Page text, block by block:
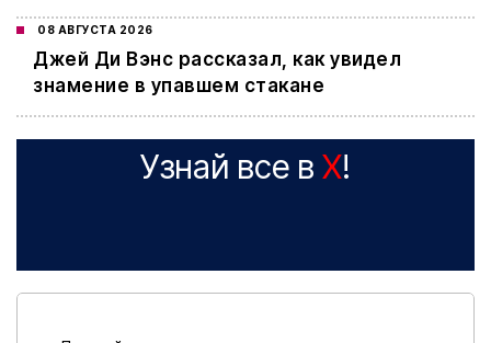
08 АВГУСТА 2026
Джей Ди Вэнс рассказал, как увидел
знамение в упавшем стакане
Узнай все в X!